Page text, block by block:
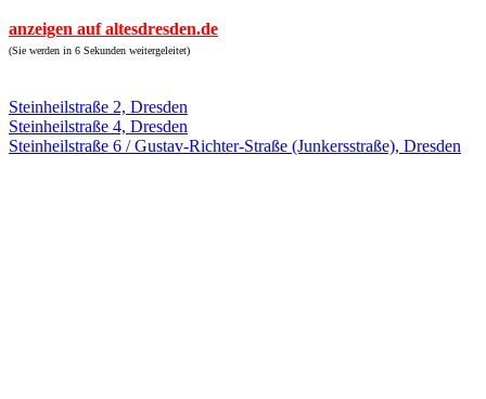
anzeigen auf altesdresden.de
(Sie werden in 6 Sekunden weitergeleitet)
Steinheilstraße 2, Dresden
Steinheilstraße 4, Dresden
Steinheilstraße 6 / Gustav-Richter-Straße (Junkersstraße), Dresden